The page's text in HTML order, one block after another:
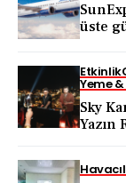
üste
Etkinlik
Yeme
Sky
Yazın